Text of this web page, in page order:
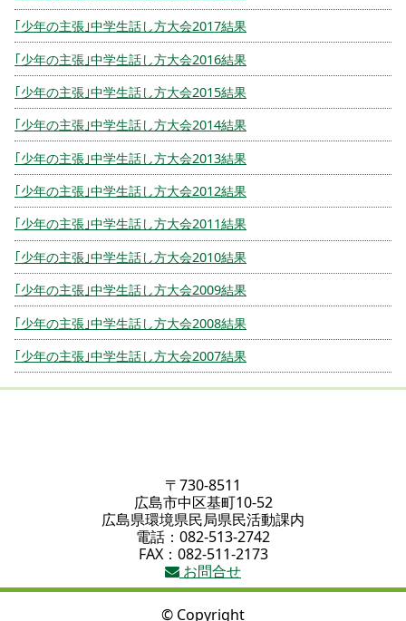
｢少年の主張｣中学生話し方大会2017結果
｢少年の主張｣中学生話し方大会2016結果
｢少年の主張｣中学生話し方大会2015結果
｢少年の主張｣中学生話し方大会2014結果
｢少年の主張｣中学生話し方大会2013結果
｢少年の主張｣中学生話し方大会2012結果
｢少年の主張｣中学生話し方大会2011結果
｢少年の主張｣中学生話し方大会2010結果
｢少年の主張｣中学生話し方大会2009結果
｢少年の主張｣中学生話し方大会2008結果
｢少年の主張｣中学生話し方大会2007結果
〒730-8511
広島市中区基町10-52
広島県環境県民局県民活動課内
電話：082-513-2742
FAX：082-511-2173
お問合せ
© Copyright